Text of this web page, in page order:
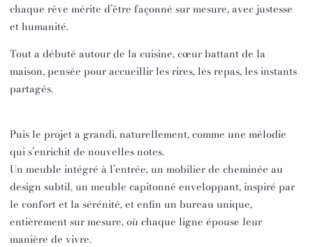
chaque rêve mérite d’être façonné sur mesure, avec justesse
et humanité.
Tout a débuté autour de la cuisine, cœur battant de la
maison, pensée pour accueillir les rires, les repas, les instants
partagés.
Puis le projet a grandi, naturellement, comme une mélodie
qui s’enrichit de nouvelles notes.
Un meuble intégré à l’entrée, un mobilier de cheminée au
design subtil, un meuble capitonné enveloppant, inspiré par
le confort et la sérénité, et enfin un bureau unique,
entièrement sur mesure, où chaque ligne épouse leur
manière de vivre.